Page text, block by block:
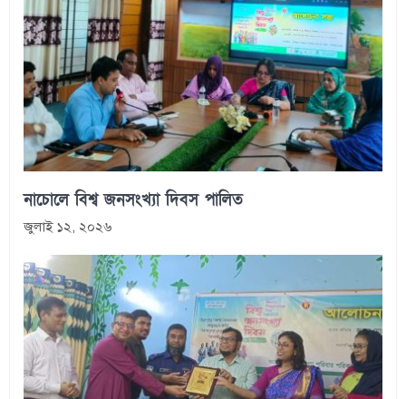
নাচোলে বিশ্ব জনসংখ্যা দিবস পালিত
জুলাই ১২, ২০২৬